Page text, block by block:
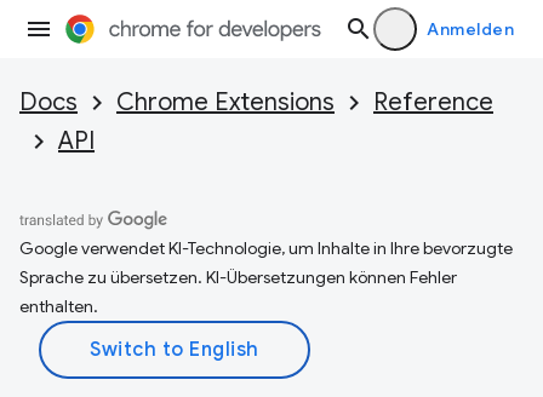
Anmelden
Docs Chrome Extensions
Reference
API
Google verwendet KI-Technologie, um Inhalte in Ihre bevorzugte
Sprache zu übersetzen. KI-Übersetzungen können Fehler
enthalten.